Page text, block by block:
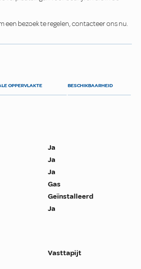
een bezoek te regelen, contacteer ons nu.
OPPERVLAKTE BESCHIKBAARHEID
Ja
Ja
Ja
Gas
Geïnstalleerd
Ja
Vasttapijt